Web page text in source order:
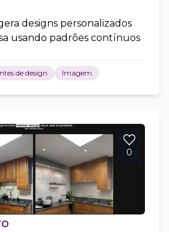
designs personalizados
usando padrões contínuos
de design Imagem
0